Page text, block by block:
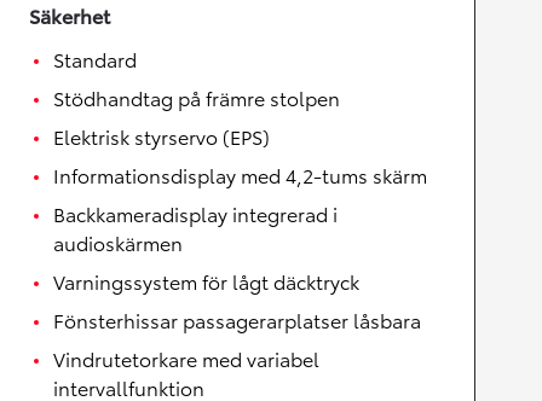
Säkerhet
Standard
Stödhandtag på främre stolpen
Elektrisk styrservo (EPS)
Informationsdisplay med 4,2-tums skärm
Backkameradisplay integrerad i
audioskärmen
Varningssystem för lågt däcktryck
Fönsterhissar passagerarplatser låsbara
Vindrutetorkare med variabel
intervallfunktion